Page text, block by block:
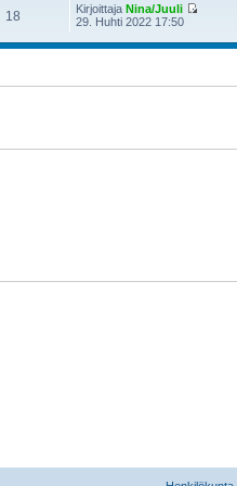
18 KirjoittajaNina/Juuli
29. Huhti 2022 17:50